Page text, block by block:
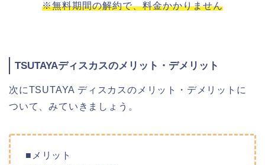
※無料期間の解約で、料金かかりません
TSUTAYAディスカスのメリット・デメリット
次にTSUTAYA ディスカスのメリット・デメリットに
ついて、みていきましょう。
■メリット